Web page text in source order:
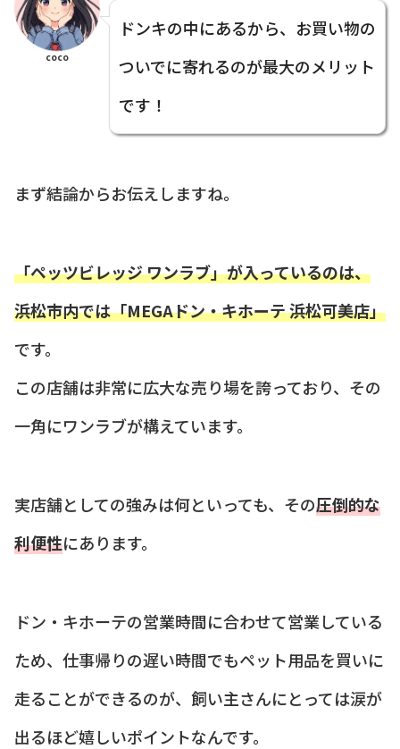
coco
ドンキの中にあるから、お買い物の
ついでに寄れるのが最大のメリット
です！
まず結論からお伝えしますね。
「ペッツビレッジ ワンラブ」が入っているのは、
浜松市内では「MEGAドン・キホーテ 浜松可美店」
です。
この店舗は非常に広大な売り場を誇っており、その
一角にワンラブが構えています。
実店舗としての強みは何といっても、その圧倒的な
利便性にあります。
ドン・キホーテの営業時間に合わせて営業している
ため、仕事帰りの遅い時間でもペット用品を買いに
走ることができるのが、飼い主さんにとっては涙が
出るほど嬉しいポイントなんです。